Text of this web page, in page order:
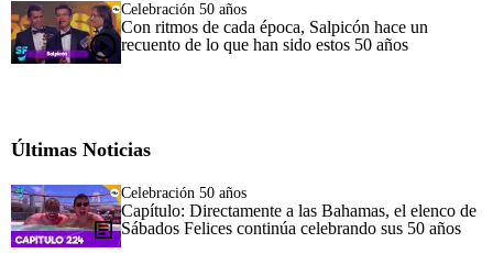
Celebración 50 años
Con ritmos de cada época, Salpicón hace un
recuento de lo que han sido estos 50 años
Últimas Noticias
Celebración 50 años
Capítulo: Directamente a las Bahamas, el elenco de
Sábados Felices continúa celebrando sus 50 años